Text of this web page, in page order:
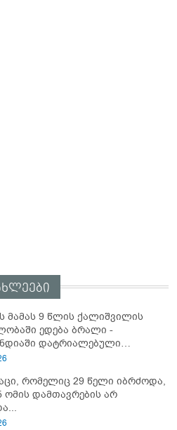
მამას 9 წლის ქალიშვილის
ედება ბრალი -
დატრიალებული
დეტალები
რომელიც 29 წელი იბრძოდა,
ომის დამთავრების არ